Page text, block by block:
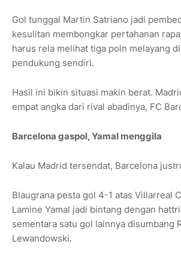
Gol tunggal Martin Satriano jadi
kesulitan membongkar pertahanan
harus rela melihat tiga poin melayang
pendukung sendiri.
Hasil ini bikin situasi makin berat.
empat angka dari rival abadinya, FC
Barcelona gaspol, Yamal menggila
Kalau Madrid tersendat, Barcelona
Blaugrana pesta gol 4-1 atas Villarreal
Lamine Yamal jadi bintang dengan
sementara satu gol lainnya disumbang
Lewandowski.